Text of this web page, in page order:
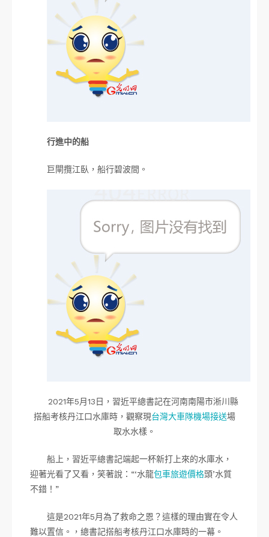
行進中的船
巨閘攬江臥，船行碧波間。
2021年5月13日，習近平總書記在河南南陽市淅川縣
搭船考核丹江口水庫時，觀察現台灣大車隊機場接送場
取水水樣。
船上，習近平總書記端起一杯新打上來的水庫水，
迎著光看了又看，笑著說：“‘水龍包車旅遊價格頭’水質
不錯！”
這是2021年5月為了救命之恩？這樣的理由實在令人
難以置信。，總書記搭船考核丹江口水庫時的一幕。